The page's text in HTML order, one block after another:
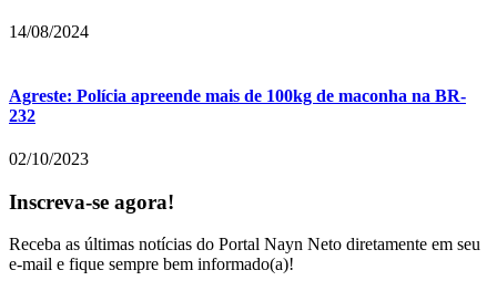
14/08/2024
Agreste: Polícia apreende mais de 100kg de maconha na BR-
232
02/10/2023
Inscreva-se agora!
Receba as últimas notícias do Portal Nayn Neto diretamente em seu
e-mail e fique sempre bem informado(a)!